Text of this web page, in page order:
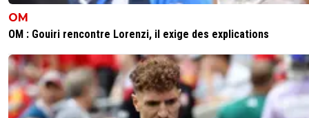
nan je pense pas desfois il fait parti du public..
+ Répondre
OM
OM : Gouiri rencontre Lorenzi, il exige des explications